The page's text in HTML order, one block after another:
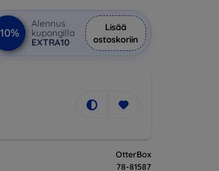
Alennus
kupongilla
EXTRA10
Lisää
ostoskoriin
OtterBox
78-81587